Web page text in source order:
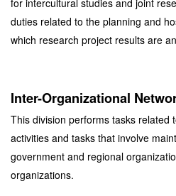
for intercultural studies and joint
duties related to the planning and
which research project results are
Inter-Organizational
This division performs tasks related
activities and tasks that involve
government and regional
organizations.